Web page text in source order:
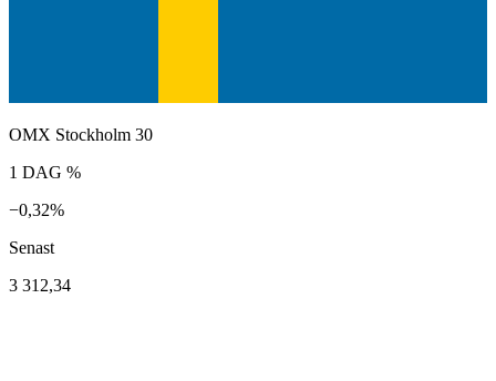
OMX Stockholm 30
1 DAG %
−0,32%
Senast
3 312,34